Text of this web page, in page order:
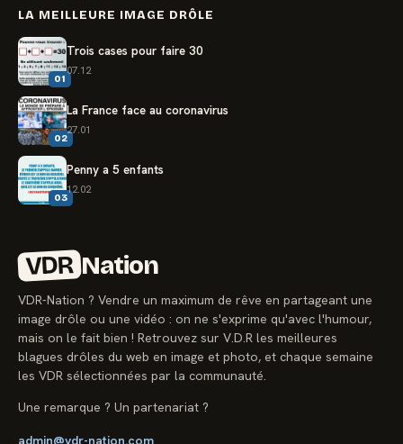
LA MEILLEURE IMAGE DRÔLE
01
Trois cases pour faire 30
07.12
02
La France face au coronavirus
27.01
03
Penny a 5 enfants
12.02
VDR Nation
VDR-Nation ? Vendre un maximum de rêve en partageant une
image drôle ou une vidéo : on ne s'exprime qu'avec l'humour,
mais on le fait bien ! Retrouvez sur V.D.R les meilleures
blagues drôles du web en image et photo, et chaque semaine
les VDR sélectionnées par la communauté.
Une remarque ? Un partenariat ?
admin@vdr-nation.com